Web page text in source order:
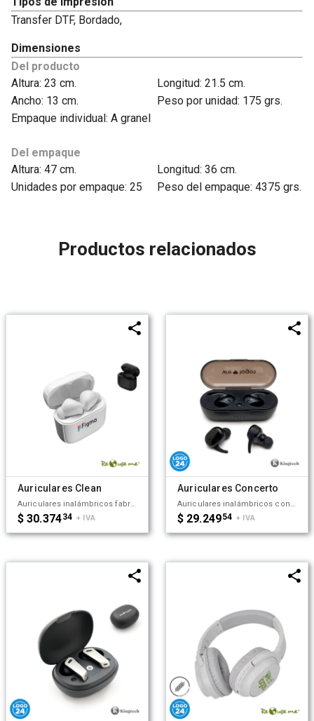
Transfer DTF, Bordado,
Dimensiones
Del producto
Altura: 23 cm.
Longitud: 21.5 cm.
Ancho: 13 cm.
Peso por unidad: 175 grs.
Empaque individual: A granel
Del empaque
Altura: 47 cm.
Longitud: 36 cm.
Unidades por empaque: 25
Peso del empaque: 4375 grs.
Productos relacionados
Auriculares Clean
Auriculares inalámbricos fabricados en ABS reciclado. Cada auricular cuenta con un botón touch que permite contestar y finalizar llamadas, reproducir y pausar música, cambiar a la siguiente o anterior canción. Tienen tecnología Bluetooth 5.3, una duración de batería de aproximadamente 5 horas y un estuche de carga de 200 mAh, el cual se carga a través de un cable usb c. Los auriculares cuentan con almohadillas de diferentes tamaños, y viene dentro de una caja de cartón junto a su manual de instrucciones y cable cargador. Dimensiones: 5 x 4,8x 2,5 cm. Incluye Gift Box confeccionada en cartulina Kraft. ReUseMe.
$ 30.37434 + IVA
Auriculares Concerto
Auriculares inalámbricos con estuche de carga y micrófono incorporado. Posee tecnología bluetooth 5.0, la capacidad del auricular es de 55mAh y su capacidad de carga es de 300mAh. Cuenta con cobertura bluetooth en una distancia de 10 metros y su duración en funcionamiento es de 3 horas seguidas. Mantiene la carga sin uso por 120 horas y el tiempo de carga es de 50 minutos. Funciones touch: un toque para pausar/reproducir música, dos toques para redial. Medidas: 8 x 3,5 cm. Kingtech.
$ 29.24954 + IVA